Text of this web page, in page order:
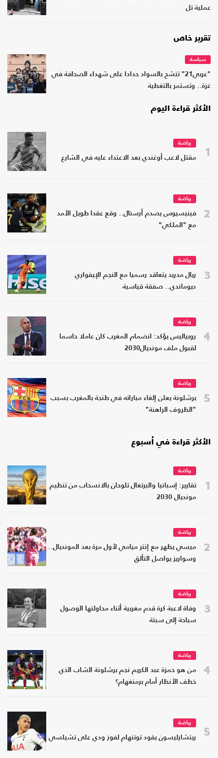
عملية تل
تقرير خاص
سياسة
"عربي21" تتشح بالسواد حدادا على شهداء الصحافة في
غزة.. وتستمر بالتغطية
الأكثر قراءة اليوم
1
رياضة
مقتل لاعب أوغندي بعد الاعتداء عليه في الشارع
2
رياضة
فينيسيوس يصدم أرسنال.. وقع عقدا طويل الأمد
مع "الملكي"
3
رياضة
ريال مدريد يتعاقد رسميا مع النجم الإيفواري
ديوماندي.. صفقة قياسية
4
رياضة
روبياليس يؤكد: انضمام المغرب كان عاملا حاسما
لقبول ملف مونديال2030
5
رياضة
برشلونة يعلن إلغاء مباراته في طنجة بالمغرب بسبب
"الظروف الراهنة"
الأكثر قراءة في أسبوع
1
رياضة
تقارير: إسبانيا والبرتغال تلوحان بالانسحاب من تنظيم
مونديال 2030
2
رياضة
ميسي يظهر مع إنتر ميامي لأول مرة بعد المونديال..
وسواريز يواصل التألق
3
رياضة
وفاة لاعبة كرة قدم مغربية أثناء محاولتها الوصول
سباحة إلى سبتة
4
رياضة
من هو حمزة عبد الكريم نجم برشلونة الشاب الذي
خطف الأنظار أمام برمنغهام؟
5
رياضة
ريتشارليسون يقود توتنهام لفوز ودي على تشيلسي